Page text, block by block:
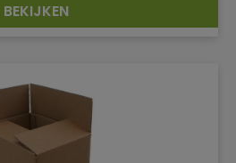
DETAILS
BEKIJKEN